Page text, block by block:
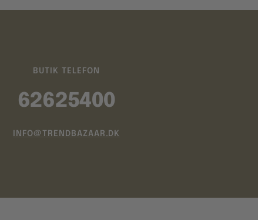
BUTIK TELEFON
62625400
INFO@TRENDBAZAAR.DK